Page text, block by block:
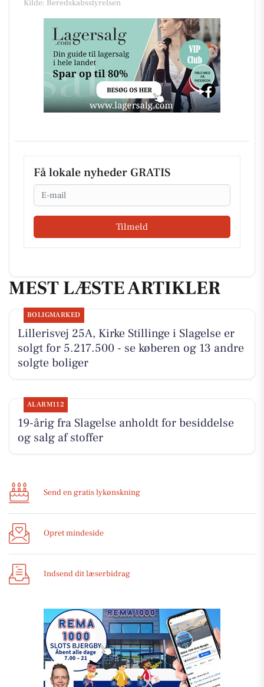
Kilde: Beredskabsstyrelsen
Få lokale nyheder GRATIS
Email
Tilmeld
MEST LÆSTE ARTIKLER
BOLIGMARKED
Lillerisvej 25A, Kirke Stillinge i Slagelse er
solgt for 5.217.500 - se køberen og 13 andre
solgte boliger
ALARM112
19-årig fra Slagelse anholdt for besiddelse
og salg af stoffer
Send en gratis lykønskning
Opret mindeside
Indsend dit læserbidrag